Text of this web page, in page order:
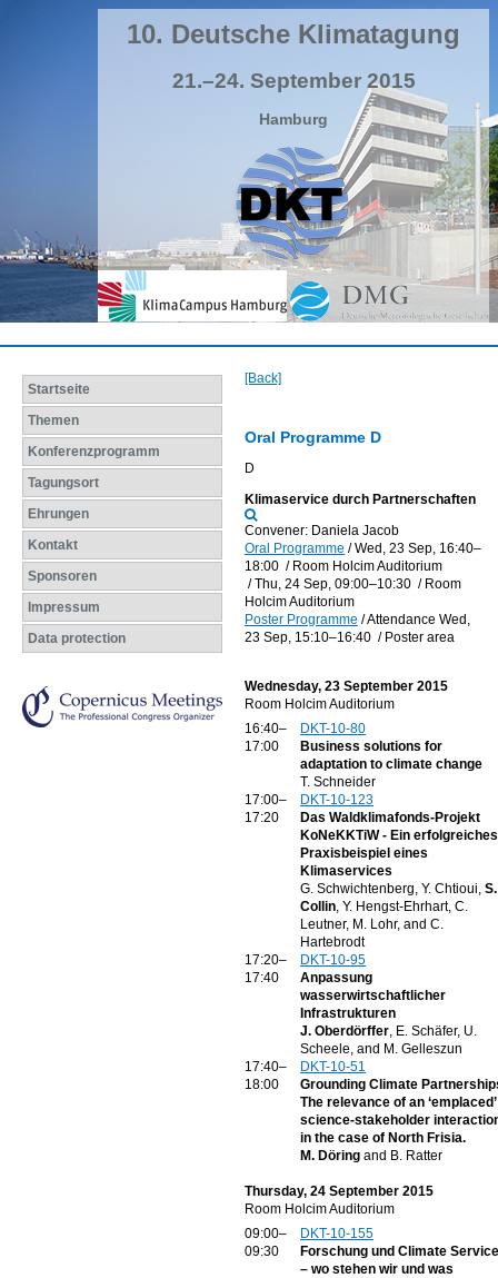
10. Deutsche Klimatagung
21.–24. September 2015
Hamburg
Startseite
Themen
Konferenzprogramm
Tagungsort
Ehrungen
Kontakt
Sponsoren
Impressum
Data protection
[Back]
Oral Programme D
D
Klimaservice durch Partnerschaften
Convener: Daniela Jacob
Oral Programme /Wed, 23 Sep, 16:40–
18:00 / Room Holcim Auditorium
/Thu, 24 Sep, 09:00–10:30 / Room
Holcim Auditorium
Poster Programme /Attendance Wed,
23 Sep, 15:10–16:40 / Poster area
Wednesday, 23 September 2015
Room Holcim Auditorium
16:40–
17:00
DKT-10-80
Business solutions for
adaptation to climate change
T. Schneider
17:00–
17:20
DKT-10-123
Das Waldklimafonds-Projekt
KoNeKKTiW - Ein erfolgreiches
Praxisbeispiel eines
Klimaservices
G. Schwichtenberg, Y. Chtioui, S.
Collin, Y. Hengst-Ehrhart, C.
Leutner, M. Lohr, and C.
Hartebrodt
17:20–
17:40
DKT-10-95
Anpassung
wasserwirtschaftlicher
Infrastrukturen
J. Oberdörffer, E. Schäfer, U.
Scheele, and M. Gelleszun
17:40–
18:00
DKT-10-51
Grounding Climate
The relevance of an ‘emplaced’
science-stakeholder
in the case of North Frisia.
M. Döring and B. Ratter
Thursday, 24 September 2015
Room Holcim Auditorium
09:00–
09:30
DKT-10-155
Forschung und Climate
– wo stehen wir und was